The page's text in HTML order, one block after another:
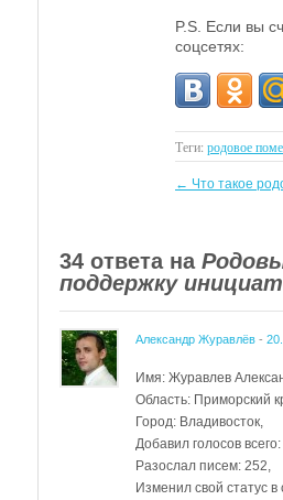
P.S. Если вы
соцсетях:
Теги: родовое
← Что такое
34 ответа на
поддержку
Александр Журавлёв -
Имя: Журавлев
Область: Приморский
Город: Владивосток,
Добавил голосов
Разослал писем: 252,
Изменил свой статус